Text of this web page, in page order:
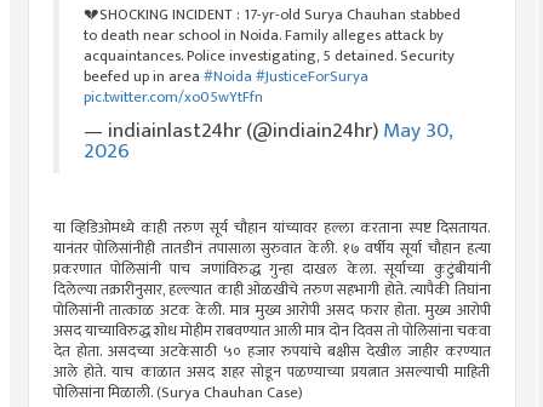
💔SHOCKING INCIDENT : 17-yr-old Surya Chauhan stabbed
to death near school in Noida. Family alleges attack by
acquaintances. Police investigating, 5 detained. Security
beefed up in area#Noida#JusticeForSurya
pic.twitter.com/xo05wYtFfn
— indiainlast24hr (@indiain24hr)May 30,
2026
या व्हिडिओमध्ये काही तरुण सूर्य चौहान यांच्यावर हल्ला करताना स्पष्ट दिसतायत.
यानंतर पोलिसांनीही तातडीनं तपासाला सुरुवात केली. १७ वर्षीय सूर्या चौहान हत्या
प्रकरणात पोलिसांनी पाच जणांविरुद्ध गुन्हा दाखल केला. सूर्याच्या कुटुंबीयांनी
दिलेल्या तक्रारीनुसार, हल्ल्यात काही ओळखीचे तरुण सहभागी होते. त्यापैकी तिघांना
पोलिसांनी तात्काळ अटक केली. मात्र मुख्य आरोपी असद फरार होता. मुख्य आरोपी
असद याच्याविरुद्ध शोध मोहीम राबवण्यात आली मात्र दोन दिवस तो पोलिसांना चकवा
देत होता. असदच्या अटकेसाठी ५० हजार रुपयांचे बक्षीस देखील जाहीर करण्यात
आले होते. याच काळात असद शहर सोडून पळण्याच्या प्रयत्नात असल्याची माहिती
पोलिसांना मिळाली. (Surya Chauhan Case)